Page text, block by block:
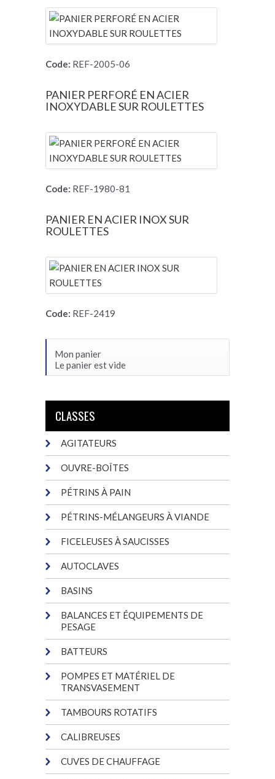
Code: REF-2005-06
PANIER PERFORÉ EN ACIER
INOXYDABLE SUR ROULETTES
Code: REF-1980-81
PANIER EN ACIER INOX SUR
ROULETTES
Code: REF-2419
Mon panier
Le panier est vide
CLASSES
AGITATEURS
OUVRE-BOÎTES
PÉTRINS À PAIN
PÉTRINS-MÉLANGEURS À VIANDE
FICELEUSES À SAUCISSES
AUTOCLAVES
BASINS
BALANCES ET ÉQUIPEMENTS DE
PESAGE
BATTEURS
POMPES ET MATÉRIEL DE
TRANSVASEMENT
TAMBOURS ROTATIFS
CALIBREUSES
CUVES DE CHAUFFAGE